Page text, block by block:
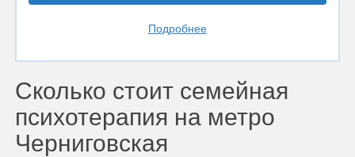
Подробнее
Сколько стоит семейная
психотерапия на метро
Черниговская